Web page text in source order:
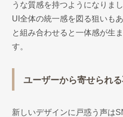
うな質感を持つようになりま
UI全体の統一感を図る狙いも
と組み合わせると一体感が生
す。
ユーザーから寄せられ
新しいデザインに戸惑う声は